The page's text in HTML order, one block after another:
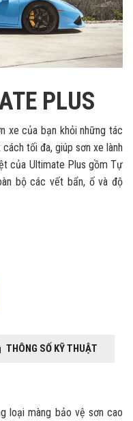
PLUS
xe của bạn khỏi những tác
tối đa, giúp sơn xe lành
của Ultimate Plus gồm Tự
bộ các vết bẩn, ố và độ
THÔNG SỐ KỸ THUẬT
loại màng bảo vệ sơn cao